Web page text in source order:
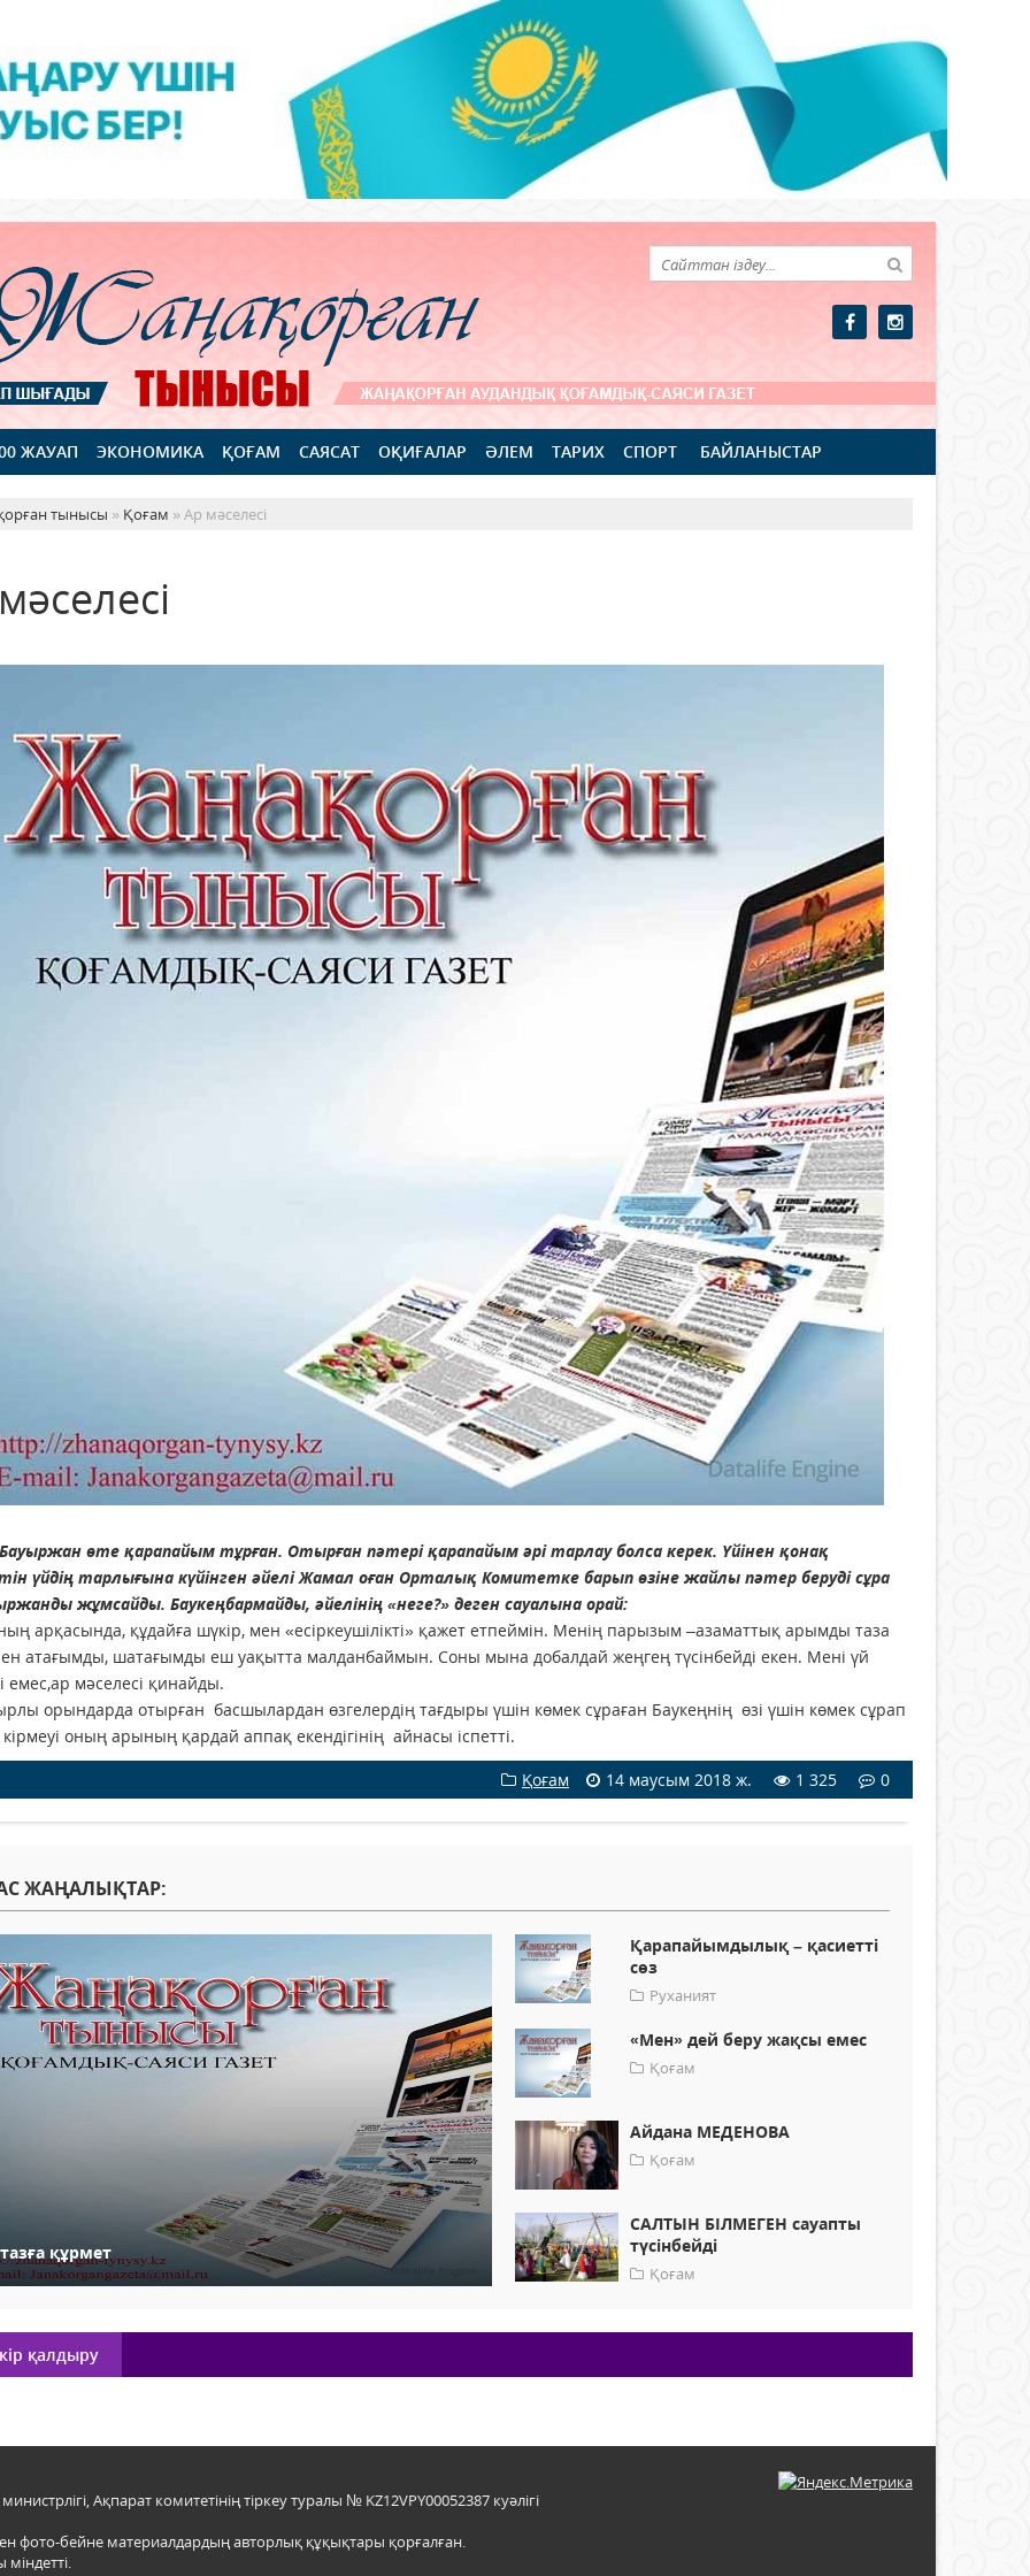
ЖАУАП ЭКОНОМИКА ҚОҒАМ САЯСАТ ОҚИҒАЛАР ӘЛЕМ ТАРИХ СПОРТ БАЙЛАНЫСТАР
тынысы » Қоғам » Ар мәселесі
Бауыржан өте қарапайым тұрған. Отырған пәтері қарапайым әрі тарлау болса керек. Үйінен қонақ
үйдің тарлығына күйінген әйелі Жамал оған Орталық Комитетке барып өзіне жайлы пәтер беруді сұра
жұмсайды. Баукеңбармайды, әйелінің «неге?» деген сауалына орай:
арқасында, құдайға шүкір, мен «есіркеушілікті» қажет етпеймін. Менің парызым –азаматтық арымды таза
атағымды, шатағымды еш уақытта малданбаймын. Соны мына добалдай жеңгең түсінбейді екен. Мені үй
емес,ар мәселесі қинайды.
орындарда отырған басшылардан өзгелердің тағдыры үшін көмек сұраған Баукеңнің өзі үшін көмек сұрап
оның арының қардай аппақ екендігінің айнасы іспетті.
Қоғам
14 маусым 2018 ж. 1 325 0
ЖАҢАЛЫҚТАР:
құрмет
Қарапайымдылық – қасиетті
сөз
Руханият
«Мен» дей беру жақсы емес
Қоғам
Айдана МЕДЕНОВА
Қоғам
САЛТЫН БІЛМЕГЕН сауапты
түсінбейді
Қоғам
қалдыру
Ақпарат комитетінің тіркеу туралы № KZ12VPY00052387 куәлігі
фото-бейне материалдардың авторлық құқықтары қорғалған.